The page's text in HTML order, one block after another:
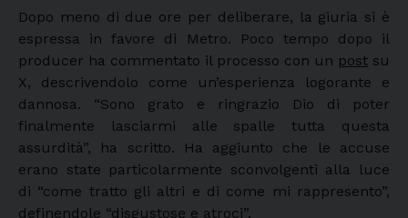
Dopo meno di due ore per deliberare, la giuria si è
espressa in favore di Metro. Poco tempo dopo il
producer ha commentato il processo con un post su
X, descrivendolo come un’esperienza logorante e
dannosa. “Sono grato e ringrazio Dio di poter
finalmente lasciarmi alle spalle tutta questa
assurdità”, ha scritto. Ha aggiunto che le accuse
erano state particolarmente sconvolgenti alla luce
di “come tratto gli altri e di come mi rappresento”,
definendole “disgustose e atroci”.